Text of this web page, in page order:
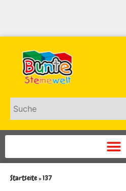
Startseite»137